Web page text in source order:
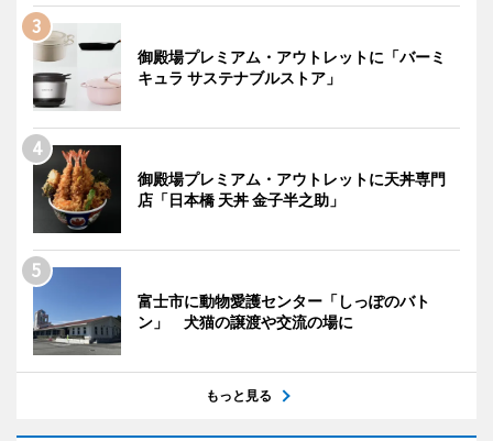
御殿場プレミアム・アウトレットに「バーミ
キュラ サステナブルストア」
御殿場プレミアム・アウトレットに天丼専門
店「日本橋 天丼 金子半之助」
富士市に動物愛護センター「しっぽのバト
ン」 犬猫の譲渡や交流の場に
もっと見る